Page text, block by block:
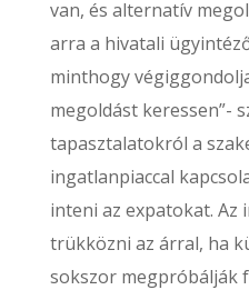
van, és alternatív
arra a hivatali
minthogy
megoldást keressen”-
tapasztalatokról a
ingatlanpiaccal
inteni az expatokat.
trükközni az árral, ha
sokszor megpróbálják